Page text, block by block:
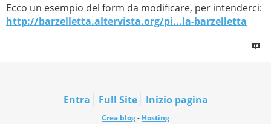
Ecco un esempio del form da modificare, per intenderci:
http://barzelletta.altervista.org/pi...la-barzelletta
Entra Full Site Inizio pagina
Crea blog- Hosting